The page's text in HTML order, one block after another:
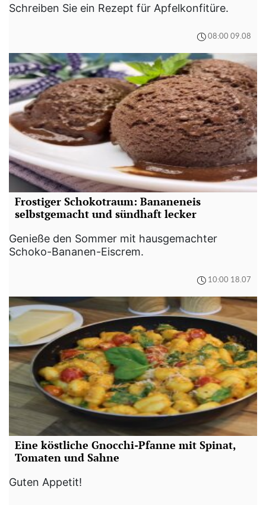
Schreiben Sie ein Rezept für Apfelkonfitüre.
08:00 09.08
Frostiger Schokotraum: Bananeneis
selbstgemacht und sündhaft lecker
Genieße den Sommer mit hausgemachter
Schoko-Bananen-Eiscrem.
10:00 18.07
Eine köstliche Gnocchi-Pfanne mit Spinat,
Tomaten und Sahne
Guten Appetit!